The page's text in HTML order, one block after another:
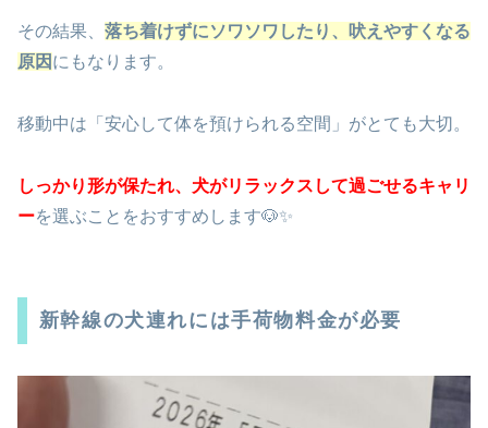
その結果、 落ち着けずにソワソワしたり、吠えやすくなる
原因 にもなります。
移動中は「安心して体を預けられる空間」がとても大切。
しっかり形が保たれ、犬がリラックスして過ごせるキャリ
ーを選ぶことをおすすめします🐶✨
新幹線の犬連れには手荷物料金が必要